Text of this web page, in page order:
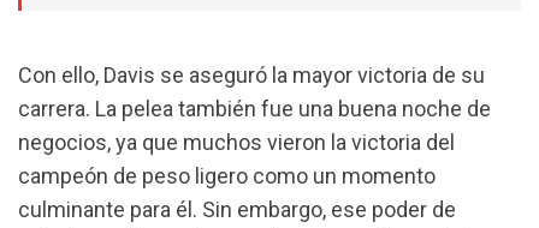
Con ello, Davis se aseguró la mayor victoria de su
carrera. La pelea también fue una buena noche de
negocios, ya que muchos vieron la victoria del
campeón de peso ligero como un momento
culminante para él. Sin embargo, ese poder de